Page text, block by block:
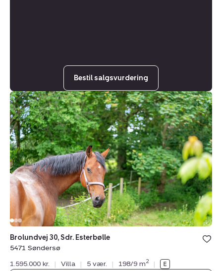
Bestil salgsvurdering
Villa:
Brolundvej
30,
Sdr.
Esterbølle,
5471
Søndersø
Brolundvej 30, Sdr. Esterbølle
5471 Søndersø
1.595.000 kr.
| Villa | 5 vær. | 198/9 m2 |